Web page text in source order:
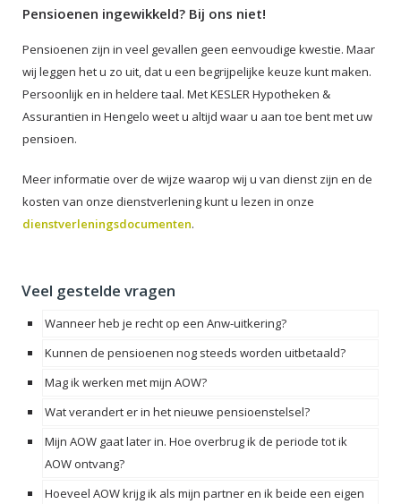
Pensioenen ingewikkeld? Bij ons niet!
Pensioenen zijn in veel gevallen geen eenvoudige kwestie. Maar
wij leggen het u zo uit, dat u een begrijpelijke keuze kunt maken.
Persoonlijk en in heldere taal. Met KESLER Hypotheken &
Assurantien in Hengelo weet u altijd waar u aan toe bent met uw
pensioen.
Meer informatie over de wijze waarop wij u van dienst zijn en de
kosten van onze dienstverlening kunt u lezen in onze
dienstverleningsdocumenten.
Veel gestelde vragen
Wanneer heb je recht op een Anw-uitkering?
Kunnen de pensioenen nog steeds worden uitbetaald?
Mag ik werken met mijn AOW?
Wat verandert er in het nieuwe pensioenstelsel?
Mijn AOW gaat later in. Hoe overbrug ik de periode tot ik
AOW ontvang?
Hoeveel AOW krijg ik als mijn partner en ik beide een eigen